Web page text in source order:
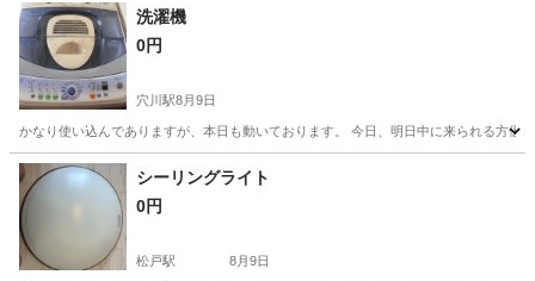
洗濯機
0円
穴川駅8月9日
かなり使い込んでありますが、本日も動いております。 今日、明日中に来られる方優
千葉 千葉市 穴川駅 生活家電
シーリングライト
0円
松戸駅 8月9日